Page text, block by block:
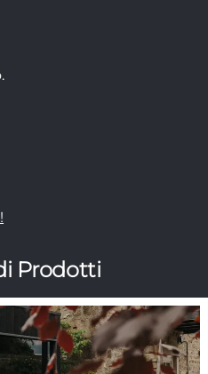
Prodotti